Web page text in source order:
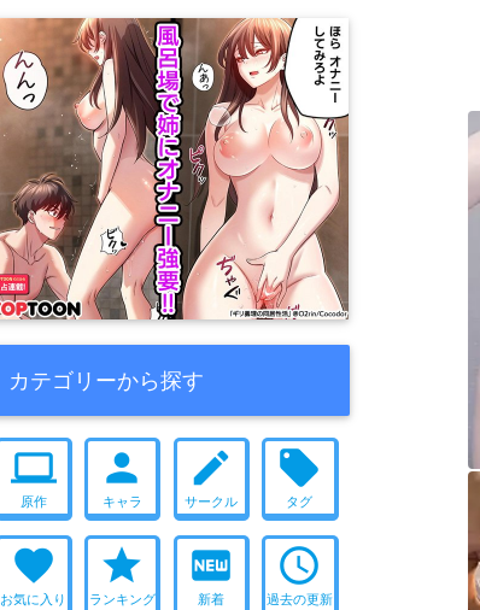
カテゴリーから探す
computer
原作
person
キャラ
create
サークル
local_offer
タグ
favorite
お気に入り
star
ランキング
fiber_new
新着
access_time
過去の更新